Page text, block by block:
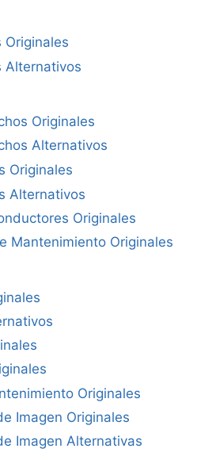
Originales
Alternativos
Originales
Alternativos
Originales
Alternativos
Originales
Mantenimiento Originales
Originales
Imagen Originales
Imagen Alternativas